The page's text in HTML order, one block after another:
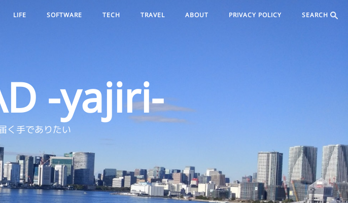
LIFE SOFTWARE TECH TRAVEL ABOUT PRIVACY POLICY SEARCH
-yajiri-
く手でありたい